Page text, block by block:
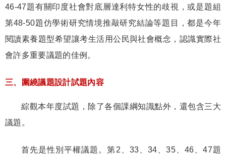
46-47題有關印度社會對底層達利特女性的歧視，或是題組
第48-50題仿學術研究情境推敲研究結論等題目，都是今年
閱讀素養題型希望讓考生活用公民與社會概念，認識實際社
會許多重要議題的佳例。
三、圍繞議題設計試題內容
綜觀本年度試題，除了各個課綱知識點外，還包含三大
議題。
首先是性別平權議題。第2 33 、34 、35 46 、47題